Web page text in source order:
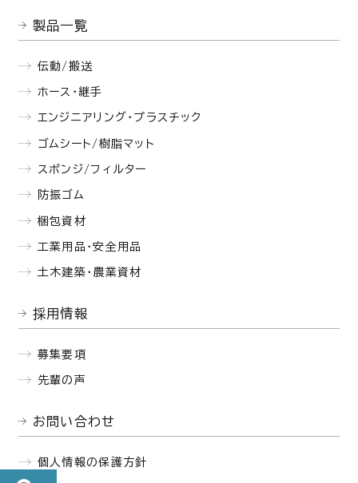
製品一覧
伝動/搬送
ホース・継手
エンジニアリング・プラスチック
ゴムシート/樹脂マット
スポンジ/フィルター
防振ゴム
梱包資材
工業用品・安全用品
土木建築・農業資材
採用情報
募集要項
先輩の声
お問い合わせ
個人情報の保護方針